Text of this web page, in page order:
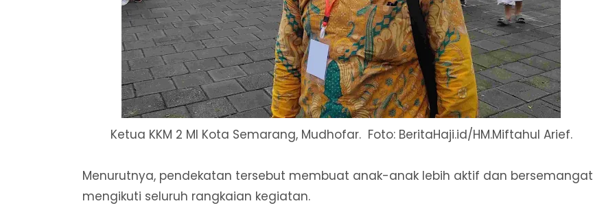
Ketua KKM 2 MI Kota Semarang, Mudhofar. Foto: BeritaHaji.id/HM.Miftahul Arief.
Menurutnya, pendekatan tersebut membuat anak-anak lebih aktif dan bersemangat
mengikuti seluruh rangkaian kegiatan.